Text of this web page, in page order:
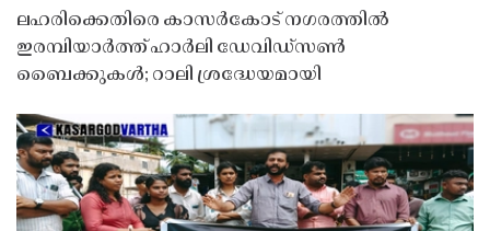
ലഹരിക്കെതിരെ കാസർകോട് നഗരത്തിൽ
ഇരമ്പിയാർത്ത് ഹാർലി ഡേവിഡ്‌സൺ
ബൈക്കുകൾ; റാലി ശ്രദ്ധേയമായി